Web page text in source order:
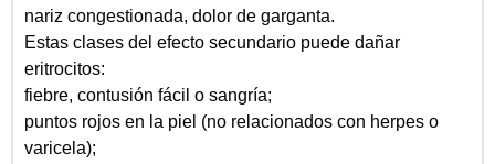
nariz congestionada, dolor de garganta.
Estas clases del efecto secundario puede dañar
eritrocitos:
fiebre, contusión fácil o sangría;
puntos rojos en la piel (no relacionados con herpes o
varicela);